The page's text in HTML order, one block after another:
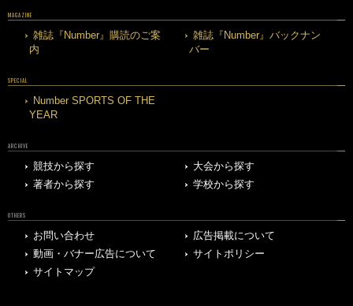
MAGAZINE
雑誌『Number』購読のご案
内
雑誌『Number』バックナン
バー
SPECIAL
Number SPORTS OF THE
YEAR
ARCHIVE
競技から探す
大会から探す
著者から探す
学校から探す
OTHERS
お問い合わせ
広告掲載について
動画・バナー広告について
サイトポリシー
サイトマップ